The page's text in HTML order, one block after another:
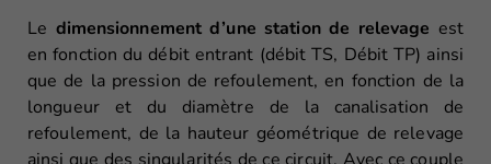
Le dimensionnement d’une station de relevage est
en fonction du débit entrant (débit TS, Débit TP) ainsi
que de la pression de refoulement, en fonction de la
longueur et du diamètre de la canalisation de
refoulement, de la hauteur géométrique de relevage